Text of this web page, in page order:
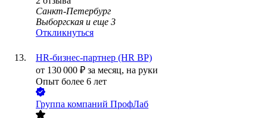
Санкт-Петербург
Выборгская и еще 3
Откликнуться
HR-бизнес-партнер (HR BP)
от 130 000 ₽ за месяц, на руки
Опыт более 6 лет
Группа компаний ПрофЛаб